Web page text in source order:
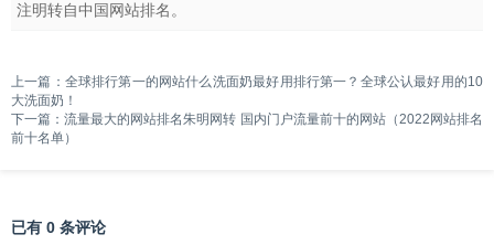
注明转自中国网站排名 。
上一篇： 全球排行第一的网站什么洗面奶最好用排行第一？全球公认最好用的10
大洗面奶！
下一篇：流量最大的网站排名朱明网转 国内门户流量前十的网站（2022网站排名
前十名单）
已有 0 条评论